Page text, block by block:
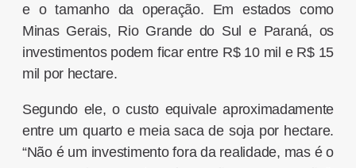
e o tamanho da operação. Em estados como
Minas Gerais, Rio Grande do Sul e Paraná, os
investimentos podem ficar entre R$ 10 mil e R$ 15
mil por hectare.
Segundo ele, o custo equivale aproximadamente
entre um quarto e meia saca de soja por hectare.
“Não é um investimento fora da realidade, mas é o